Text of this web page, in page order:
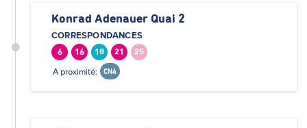
Konrad Adenauer Quai 2
CORRESPONDANCES
6 16 18 21 25
A proximité: CN4